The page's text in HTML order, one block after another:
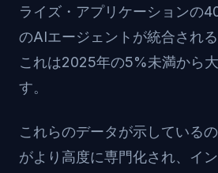
ライズ・アプリケーションの
のAIエージェントが統合される
これは2025年の5%未満から
す。
これらのデータが示している
がより高度に専門化され、イ